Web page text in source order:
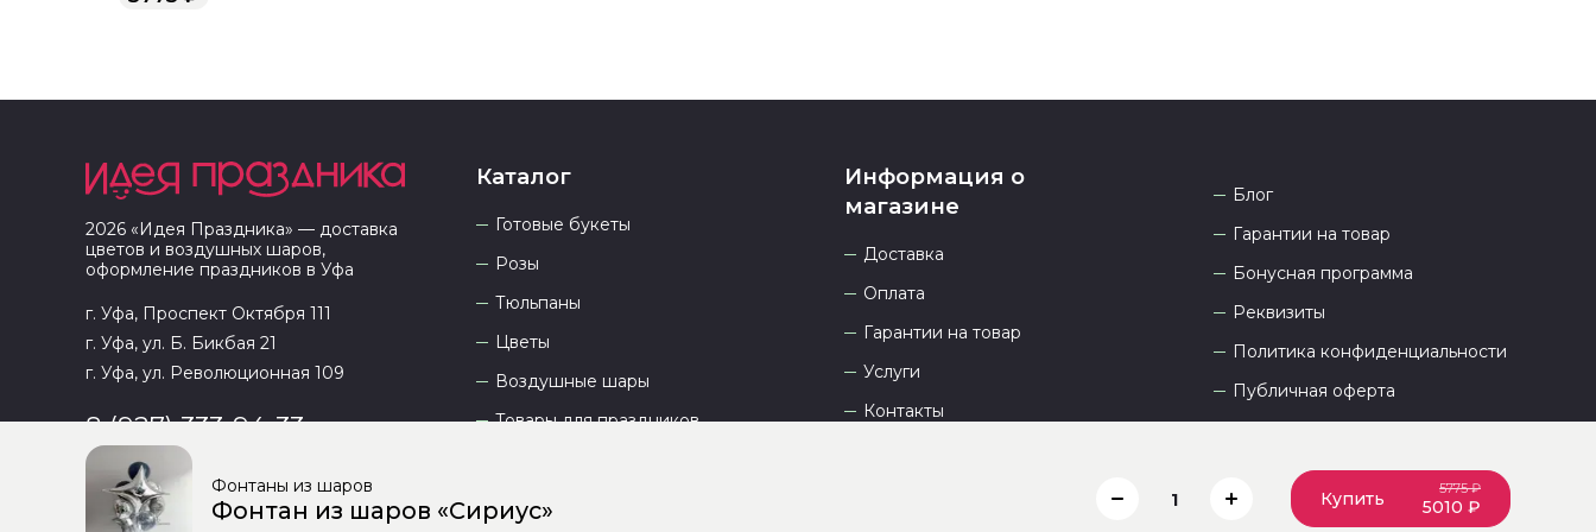
Фонтаны из шаров
Фонтан из шаров «Сириус» 1 Купить 5775 ₽
5010 ₽
2026 «Идея Праздника» — доставка
цветов и воздушных шаров,
оформление праздников в Уфа
г. Уфа, Проспект Октября 111
г. Уфа, ул. Б. Бикбая 21
г. Уфа, ул. Революционная 109
8 (927) 333-94-33
Каталог
Готовые букеты
Розы
Тюльпаны
Цветы
Воздушные шары
Товары для праздников
Информация о
магазине
Доставка
Оплата
Гарантии на товар
Услуги
Контакты
Блог
Гарантии на товар
Бонусная программа
Реквизиты
Политика конфиденциальности
Публичная оферта